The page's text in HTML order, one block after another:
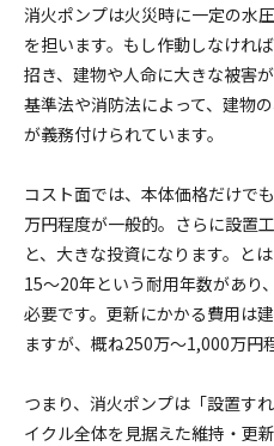
消火ポンプは火災時に一定の水
を担います。もし作動しなけれ
招き、建物や人命に大きな被害
基準法や消防法によって、建物
が義務付けられています。
コスト面では、本体価格だけで
万円程度が一般的。さらに設置
と、大きな投資になります。と
15～20年という耐用年数があり
必要です。更新にかかる費用は
ますが、概ね250万～1,000万円
つまり、消火ポンプは「設置す
イクル全体を見据えた維持・更